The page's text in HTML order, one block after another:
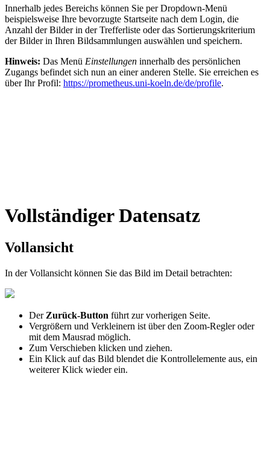
Innerhalb jedes Bereichs können Sie per Dropdown-Menü
beispielsweise Ihre bevorzugte Startseite nach dem Login, die
Anzahl der Bilder in der Trefferliste oder das Sortierungskriterium
der Bilder in Ihren Bildsammlungen auswählen und speichern.
Hinweis: Das Menü Einstellungen innerhalb des persönlichen
Zugangs befindet sich nun an einer anderen Stelle. Sie erreichen es
über Ihr Profil: https://prometheus.uni-koeln.de/de/profile.
Vollständiger Datensatz
Vollansicht
In der Vollansicht können Sie das Bild im Detail betrachten:
Der Zurück-Button führt zur vorherigen Seite.
Vergrößern und Verkleinern ist über den Zoom-Regler oder
mit dem Mausrad möglich.
Zum Verschieben klicken und ziehen.
Ein Klick auf das Bild blendet die Kontrollelemente aus, ein
weiterer Klick wieder ein.